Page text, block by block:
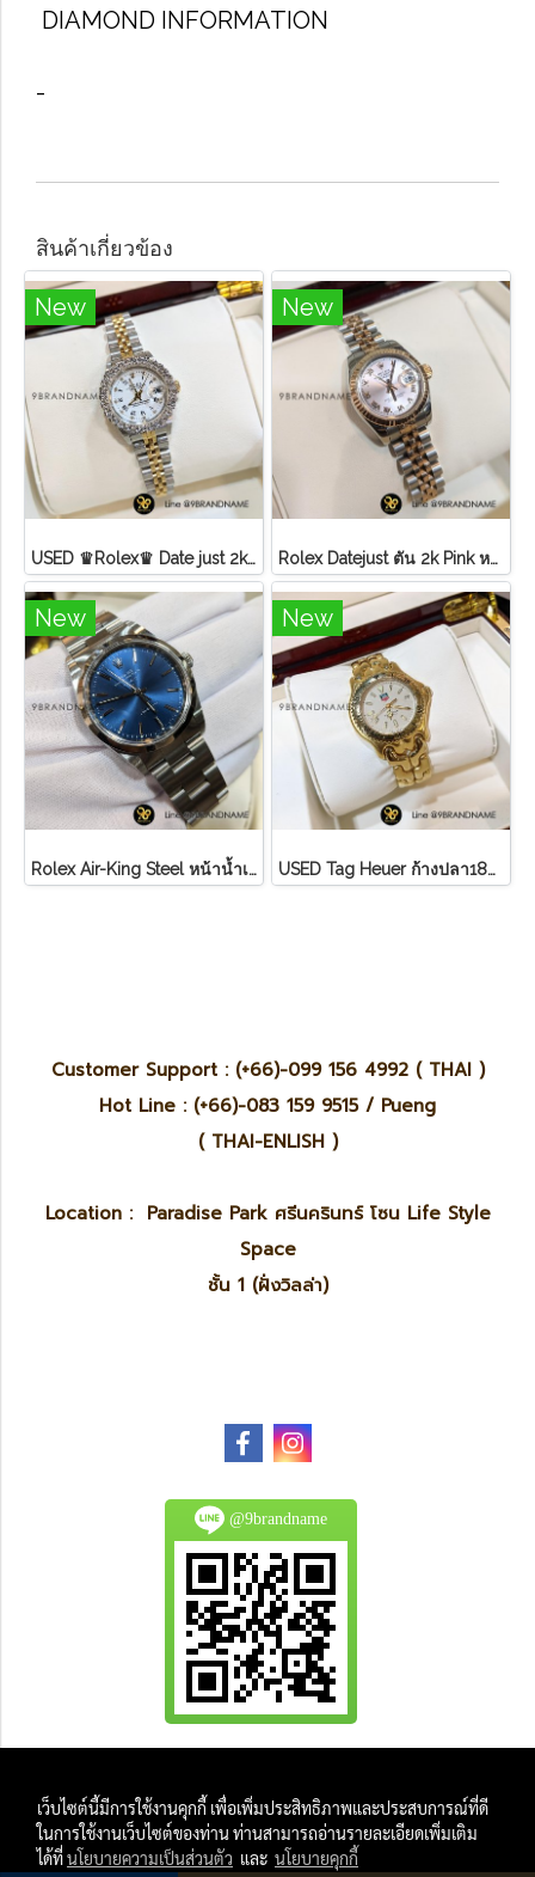
DIAMOND INFORMATION
-
สินค้าเกี่ยวข้อง
New
USED ♛Rolex♛ Date just​ 2k​ หน้าขาว​ หลัก​เพชร​/โรมัน ขอบเพชรหนามเตย​ บานพับเก่า​ สายจูบิลี่
New
Rolex Datejust ตัน 2k Pink หลักโรมันสายจูบิลี่ Lady ไม่มี อปก
New
Rolex Air-King Steel หน้าน้ำเงิน หลักขีดสภาพดี
New
U​S​E​D​ T​ag Heuer ก้างปลา18K ขอบทอง หน้า ครีม
Customer Support : (+66)-099 156 4992 ( THAI )
Hot Line : (+66)-083 159 9515 / Pueng
( THAI-ENLISH )
Location : Paradise Park ศรีนครินทร์ โซน Life Style
Space
ชั้น 1 (ฝั่งวิลล่า)
@9brandname
And
All Photo in this website were taken by
เว็บไซต์นี้มีการใช้งานคุกกี้ เพื่อเพิ่มประสิทธิภาพและประสบการณ์ที่ดี
ในการใช้งานเว็บไซต์ของท่าน ท่านสามารถอ่านรายละเอียดเพิ่มเติม
ได้ที่นโยบายความเป็นส่วนตัว และ นโยบายคุกกี้